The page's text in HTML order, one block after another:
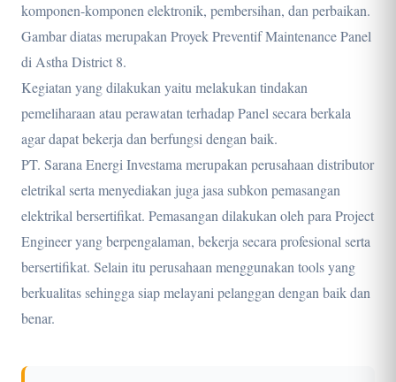
komponen-komponen elektronik, pembersihan, dan perbaikan.
Gambar diatas merupakan Proyek Preventif Maintenance Panel
di Astha District 8.
Kegiatan yang dilakukan yaitu melakukan tindakan
pemeliharaan atau perawatan terhadap Panel secara berkala
agar dapat bekerja dan berfungsi dengan baik.
PT. Sarana Energi Investama merupakan perusahaan distributor
eletrikal serta menyediakan juga jasa subkon pemasangan
elektrikal bersertifikat. Pemasangan dilakukan oleh para Project
Engineer yang berpengalaman, bekerja secara profesional serta
bersertifikat. Selain itu perusahaan menggunakan tools yang
berkualitas sehingga siap melayani pelanggan dengan baik dan
benar.